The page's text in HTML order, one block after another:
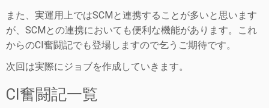
また、実運用上ではSCMと連携することが多いと思います
が、SCMとの連携においても便利な機能があります。これ
からのCI奮闘記でも登場しますので乞うご期待です。
次回は実際にジョブを作成していきます。
CI奮闘記一覧